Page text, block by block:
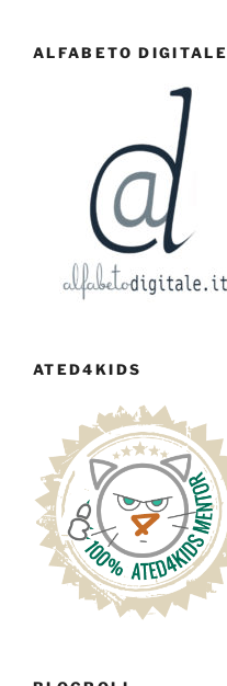
ALFABETO DIGITALE
ATED4KIDS